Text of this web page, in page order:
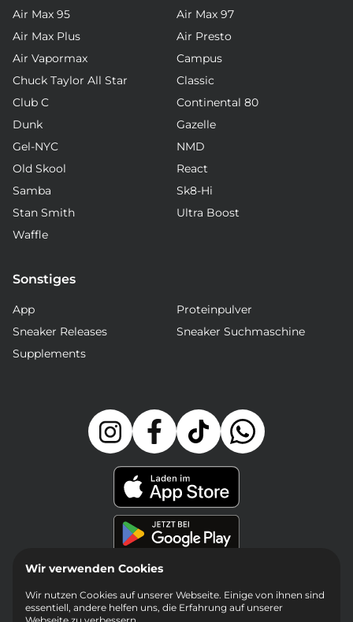
Air Max 95
Air Max 97
Air Max Plus
Air Presto
Air Vapormax
Campus
Chuck Taylor All Star
Classic
Club C
Continental 80
Dunk
Gazelle
Gel-NYC
NMD
Old Skool
React
Samba
Sk8-Hi
Stan Smith
Ultra Boost
Waffle
Sonstiges
App
Proteinpulver
Sneaker Releases
Sneaker Suchmaschine
Supplements
Wir verwenden Cookies
Wir nutzen Cookies auf unserer Webseite. Einige von ihnen sind
essentiell, andere helfen uns, die Erfahrung auf unserer